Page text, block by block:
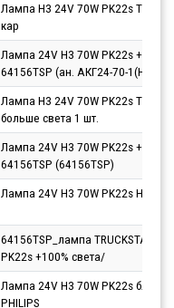
Лампа H3 24V 70W PK22s
кар
Лампа 24V H3 70W PK22s +100%
64156TSP (ан. АКГ24-70-1(НЗ))
Лампа H3 24V 70W PK22s
больше света 1 шт.
Лампа 24V H3 70W PK22s +100%
64156TSP (64156TSP)
Лампа 24V H3 70W PK22s Heavy
64156TSP_лампа TRUCKSTAR
PK22s +100% света/
Лампа 24V H3 70W PK22s
PHILIPS